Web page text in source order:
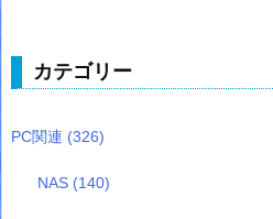
カテゴリー
PC関連 (326)
NAS (140)